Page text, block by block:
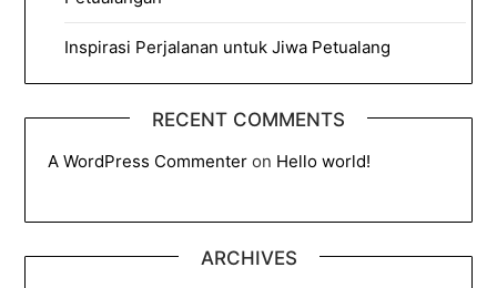
Inspirasi Perjalanan untuk Jiwa Petualang
RECENT COMMENTS
A WordPress Commenter on Hello world!
ARCHIVES